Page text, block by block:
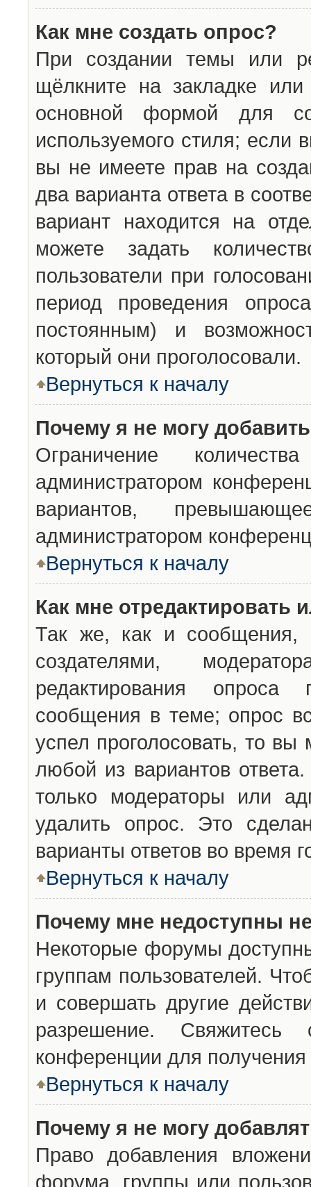
Как мне создать опрос?
При создании темы или
щёлкните на закладке
основной формой для
используемого стиля; если
вы не имеете прав на
два варианта ответа в
вариант находится на
можете задать
пользователи при
период проведения
постоянным) и
который они проголосовали.
Вернуться к началу
Почему я не могу
Ограничение
администратором
вариантов,
администратором
Вернуться к началу
Как мне отредактировать
Так же, как и сообщения,
создателями,
редактирования опроса
сообщения в теме; опрос
успел проголосовать, то вы
любой из вариантов
только модераторы или
удалить опрос. Это
варианты ответов во время
Вернуться к началу
Почему мне недоступны
Некоторые форумы
группам пользователей.
и совершать другие
разрешение. Свяжитесь
конференции для получения
Вернуться к началу
Почему я не могу
Право добавления
форума, группы или